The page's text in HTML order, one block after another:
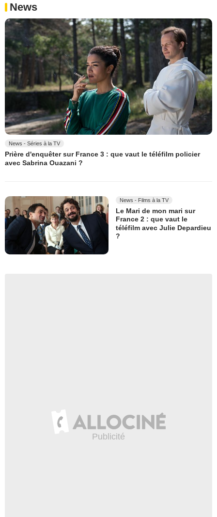
News
News - Séries à la TV
Prière d'enquêter sur France 3 : que vaut le téléfilm policier
avec Sabrina Ouazani ?
News - Films à la TV
Le Mari de mon mari sur
France 2 : que vaut le
téléfilm avec Julie Depardieu
?